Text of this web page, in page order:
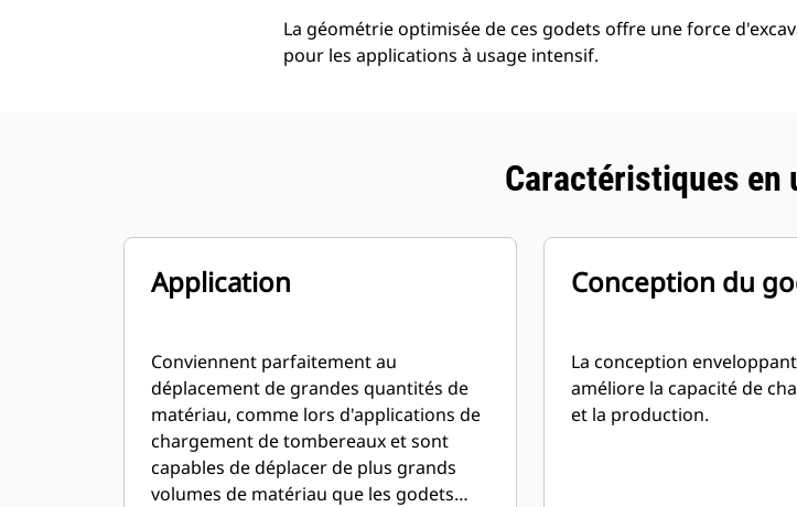
La géométrie optimisée de ces godets offre une force
pour les applications à usage intensif.
Caractéristiques
Application
Conviennent parfaitement au
déplacement de grandes quantités de
matériau, comme lors d'applications de
chargement de tombereaux et sont
capables de déplacer de plus grands
volumes de matériau que les godets
Conception du
La conception
améliore la capacité de
et la production.